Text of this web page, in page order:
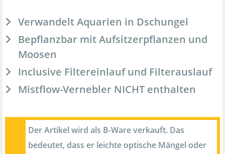
Verwandelt Aquarien in Dschungel
Bepflanzbar mit Aufsitzerpflanzen und
Moosen
Inclusive Filtereinlauf und Filterauslauf
Mistflow-Vernebler NICHT enthalten
Der Artikel wird als B-Ware verkauft. Das
bedeutet, dass er leichte optische Mängel oder